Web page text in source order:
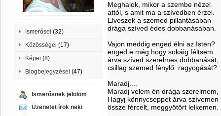
Ismerősei (32)
Közösségei (17)
Képei (8)
Blogbejegyzései (47)
Ismerősnek jelölöm
Üzenetet írok neki
Meghalok, mikor a szembe nézel
attól, s amit ma a szívedben érzel.
Elveszek a szemed pillantásában
drága szíved édes dobbanásában.
Vajon meddig enged élni az Isten?
enged e még hogy sokáig féltsem
árva szíved szerelmes dobbanását,
csillag szemed fénylő ragyogását?
Maradj....
Maradj velem én drága szerelmem,
Hagyj könnycseppet árva szívemen
össze fércelt, meggyötört lelkemen.